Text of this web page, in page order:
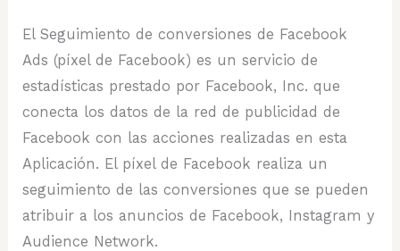
El Seguimiento de conversiones de Facebook
Ads (píxel de Facebook) es un servicio de
estadísticas prestado por Facebook, Inc. que
conecta los datos de la red de publicidad de
Facebook con las acciones realizadas en esta
Aplicación. El píxel de Facebook realiza un
seguimiento de las conversiones que se pueden
atribuir a los anuncios de Facebook, Instagram y
Audience Network.